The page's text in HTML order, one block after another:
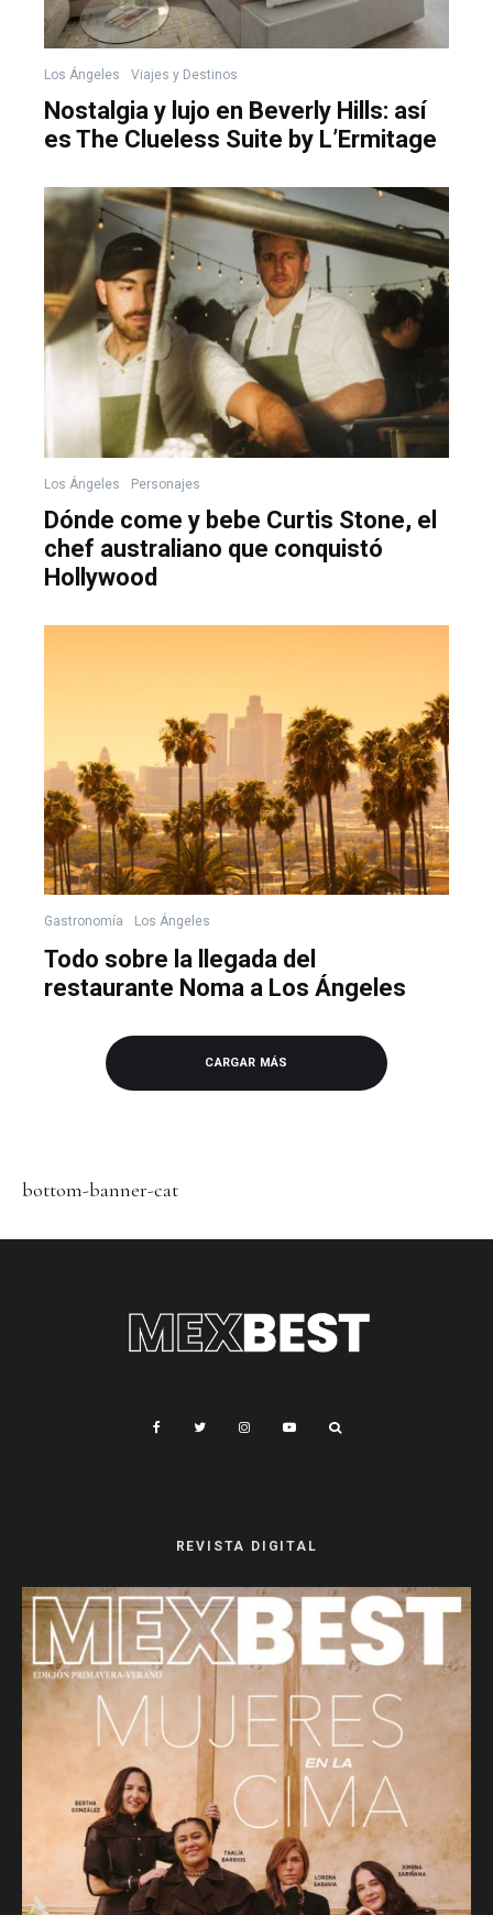
Los Ángeles Viajes y Destinos
Nostalgia y lujo en Beverly Hills: así
es The Clueless Suite by L’Ermitage
Los Ángeles Personajes
Dónde come y bebe Curtis Stone, el
chef australiano que conquistó
Hollywood
Gastronomía Los Ángeles
Todo sobre la llegada del
restaurante Noma a Los Ángeles
CARGAR MÁS
bottom-banner-cat
REVISTA DIGITAL